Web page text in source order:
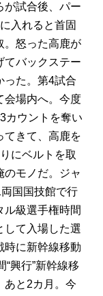
が試合後、パー
入れると首固
。怒った高鹿が
てバックステー
った。第4試合
会場内へ。今度
カウントを奪い
てきて、高鹿を
にベルトを取
のモノだ。ジャ
国国技館で行
ル級選手権時間
して入場した選
時に新幹線移動
興行”新幹線移
あと2カ月。今